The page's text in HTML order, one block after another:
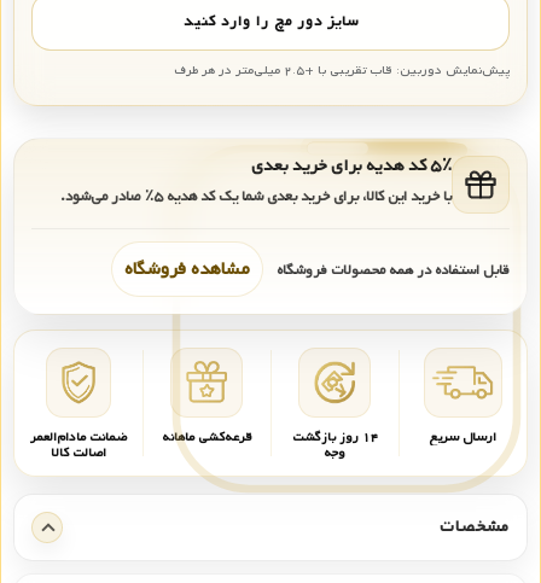
سایز دور مچ را وارد کنید
پیش‌نمایش دوربین: قاب تقریبی با +۲.۵ میلی‌متر در هر طرف
۵٪ کد هدیه برای خرید بعدی
با خرید این کالا، برای خرید بعدی شما یک کد هدیه۵٪ صادر می‌شود.
قابل استفاده در همه محصولات فروشگاه مشاهده فروشگاه
ارسال سریع ۱۴ روز بازگشت
وجه
قرعه‌کشی ماهانه ضمانت مادام‌العمر
اصالت کالا
مشخصات